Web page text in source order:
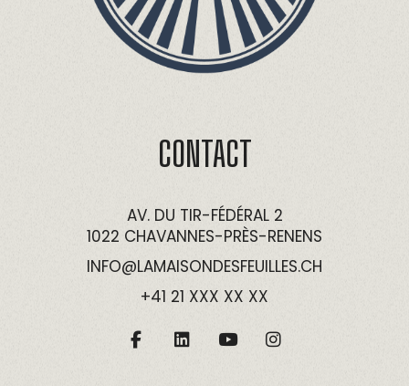
CONTACT
AV. DU TIR-FÉDÉRAL 2
1022 CHAVANNES-PRÈS-RENENS
INFO@LAMAISONDESFEUILLES.CH
+41 21 XXX XX XX